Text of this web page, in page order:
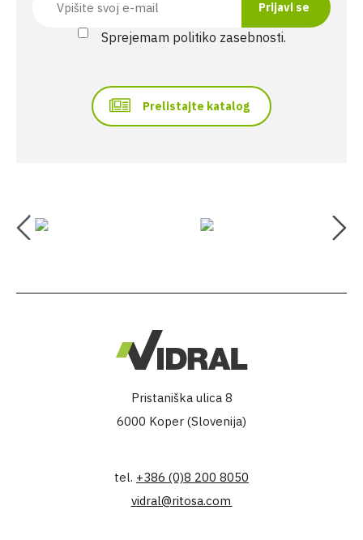
Sprejemam politiko zasebnosti.
Prelistajte katalog
Pristaniška ulica 8
6000 Koper (Slovenija)
tel. +386 (0)8 200 8050
vidral@ritosa.com